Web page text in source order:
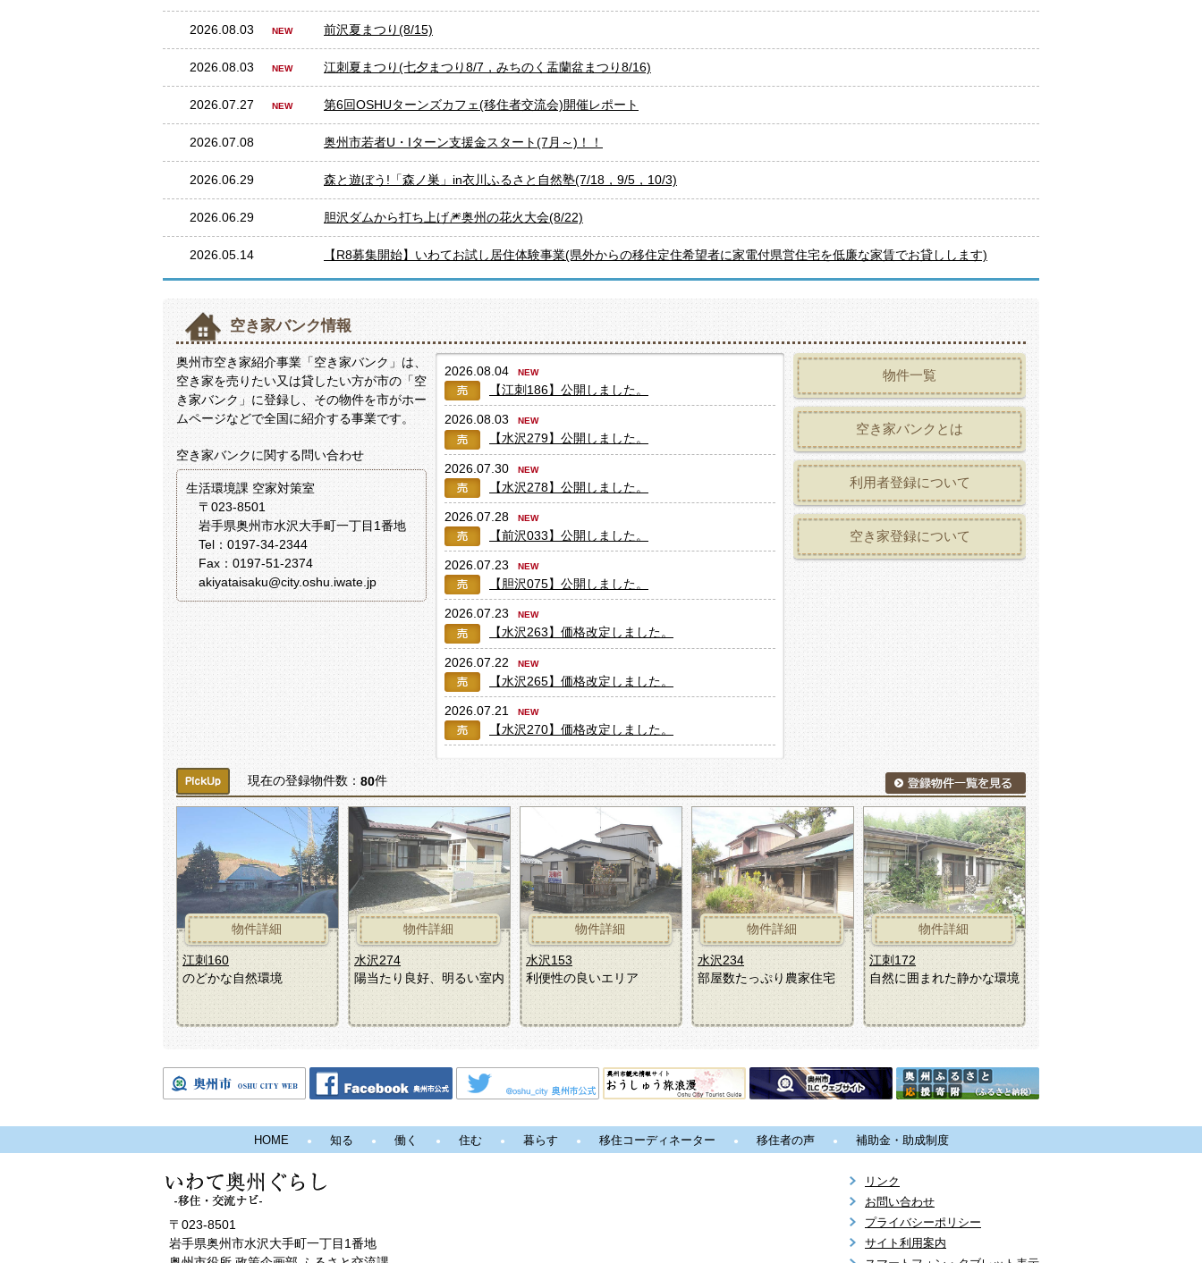
2026.08.03 前沢夏まつり(8/15)
2026.08.03 江刺夏まつり(七夕まつり8/7，みちのく盂蘭盆まつり8/16)
2026.07.27 第6回OSHUターンズカフェ(移住者交流会)開催レポート
2026.07.08 奥州市若者U・Iターン支援金スタート(7月～)！！
2026.06.29 森と遊ぼう!「森ノ巣」in衣川ふるさと自然塾(7/18，9/5，10/3)
2026.06.29 胆沢ダムから打ち上げ🎆奥州の花火大会(8/22)
2026.05.14 【R8募集開始】いわてお試し居住体験事業(県外からの移住定住希望者に家電付県営住宅を低廉な家賃でお貸しします)
空き家バンク情報
奥州市空き家紹介事業「空き家バンク」は、
空き家を売りたい又は貸したい方が市の「空
き家バンク」に登録し、その物件を市がホー
ムページなどで全国に紹介する事業です。
空き家バンクに関する問い合わせ
生活環境課 空家対策室
〒023-8501
岩手県奥州市水沢大手町一丁目1番地
Tel：0197-34-2344
Fax：0197-51-2374
akiyataisaku@city.oshu.iwate.jp
2026.08.04
【江刺186】 公開しました。
2026.08.03
【水沢279】 公開しました。
2026.07.30
【水沢278】 公開しました。
2026.07.28
【前沢033】 公開しました。
2026.07.23
【胆沢075】 公開しました。
2026.07.23
【水沢263】 価格改定しました。
2026.07.22
【水沢265】 価格改定しました。
2026.07.21
【水沢270】 価格改定しました。
物件一覧
空き家バンクとは
利用者登録について
空き家登録について
現在の登録物件数： 80件
江刺160
江刺160
のどかな自然環境
物件詳細
水沢274
水沢274
陽当たり良好、明るい室内
物件詳細
水沢153
水沢153
利便性の良いエリア
物件詳細
水沢234
水沢234
部屋数たっぷり農家住宅
物件詳細
江刺172
江刺172
自然に囲まれた静かな環境
物件詳細
物件一覧
HOME 知る 働く 住む 暮らす 移住コーディネーター 移住者の声 補助金・助成制度
リンク
お問い合わせ
プライバシーポリシー
サイト利用案内
〒023-8501
岩手県奥州市水沢大手町一丁目1番地